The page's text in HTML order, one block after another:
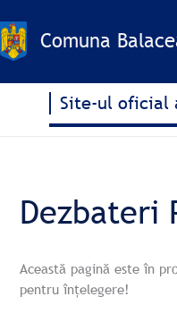
la
conținutComuna
Site-ul oficial
Dezbateri
Această pagină este în
pentru înțelegere!
for:
e
a
r